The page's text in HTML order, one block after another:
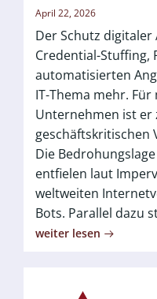
April 22, 2026
Der Schutz digitaler
Credential-Stuffing,
automatisierten
IT-Thema mehr.
Unternehmen ist er
geschäftskritischen
Die
entfielen laut
weltweiten
Bots. Parallel dazu
weiter lesen